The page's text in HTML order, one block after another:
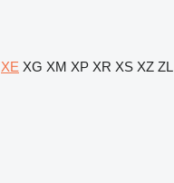
XE XG XM XP XR XS XZ ZL